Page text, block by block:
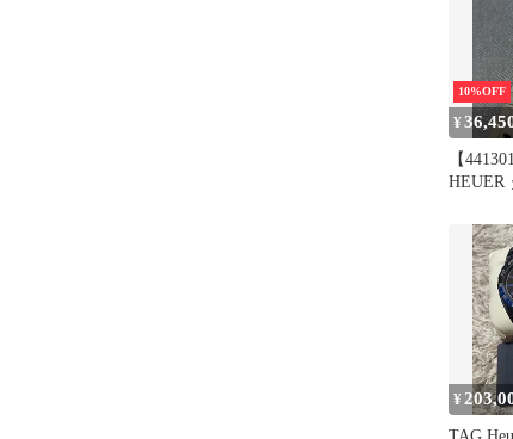
10%OFF
¥
【
HEUER
リチウ
¥